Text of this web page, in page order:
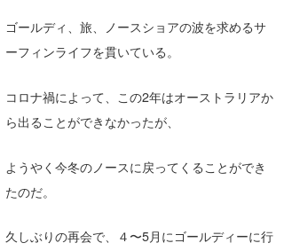
ゴールディ、旅、ノースショアの波を求めるサ
ーフィンライフを貫いている。
コロナ禍によって、この2年はオーストラリアか
ら出ることができなかったが、
ようやく今冬のノースに戻ってくることができ
たのだ。
久しぶりの再会で、４〜5月にゴールディーに行
YUKI☆
たっちー
ハンマー
まっきー
三輪予報士
小川予報士
上田純子